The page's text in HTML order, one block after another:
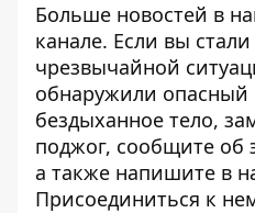
Больше новостей в
канале. Если вы
чрезвычайной
обнаружили опасный
бездыханное тело,
поджог, сообщите об
а также напишите в
Присоединиться к